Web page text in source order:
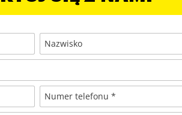
Nazwisko
Numer telefonu *